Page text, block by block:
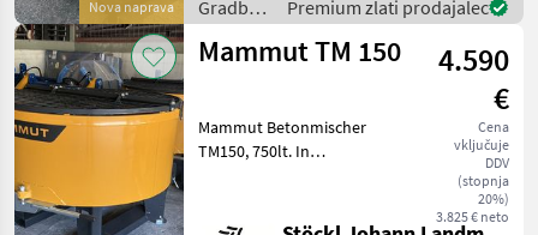
Nova naprava
Auflagebügel - mi
Gradbeni
stroji /
Mammut
Premium zlati prodajalec
Mammut TM 150
4.590
€
Cena
vključuje
DDV
(stopnja
20%)
3.825 € neto
Mammut Betonmischer
TM150, 750lt. In
beton